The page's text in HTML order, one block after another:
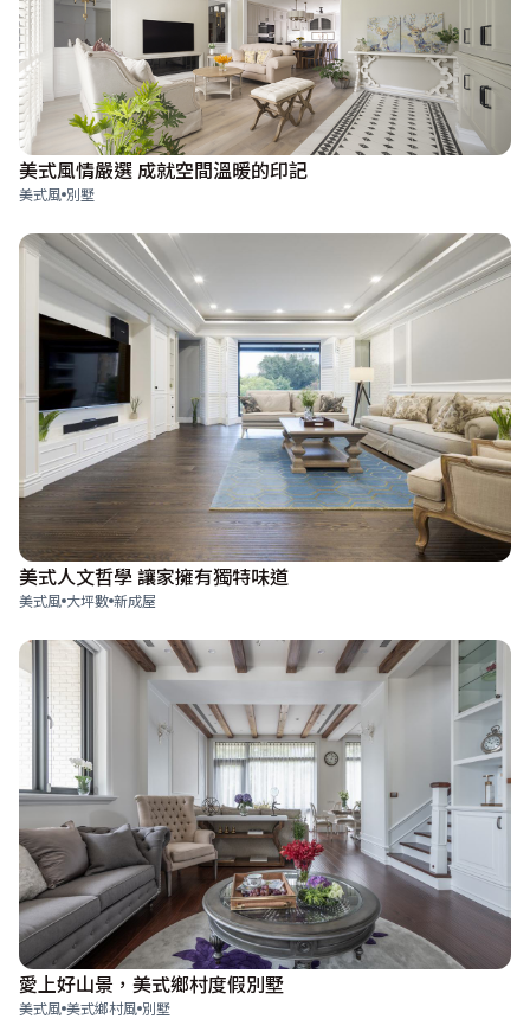
美式風情嚴選 成就空間溫暖的印記
美式風 別墅
美式人文哲學 讓家擁有獨特味道
美式風 大坪數 新成屋
愛上好山景，美式鄉村度假別墅
美式風 美式鄉村風 別墅